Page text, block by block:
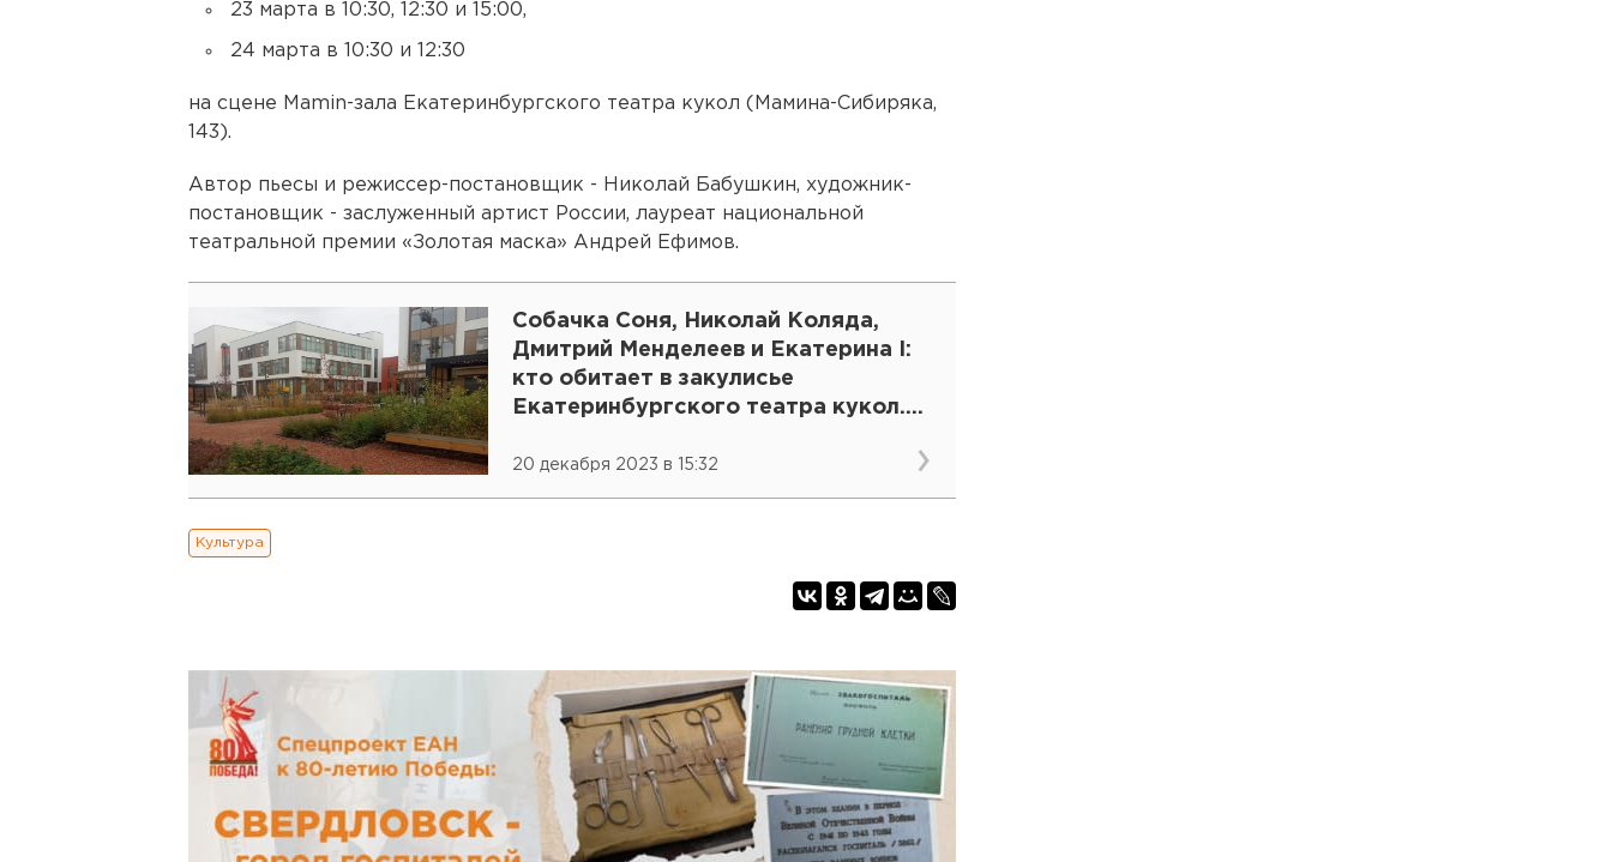
23 марта в 10:30, 12:30 и 15:00,
24 марта в 10:30 и 12:30
на сцене Mamin-зала Екатеринбургского театра кукол (Мамина-Сибиряка,
143).
Автор пьесы и режиссер-постановщик - Николай Бабушкин, художник-
постановщик - заслуженный артист России, лауреат национальной
театральной премии «Золотая маска» Андрей Ефимов.
Собачка Соня, Николай Коляда,
Дмитрий Менделеев и Екатерина I:
кто обитает в закулисье
Екатеринбургского театра кукол.
20 декабря 2023 в 15:32
Культура